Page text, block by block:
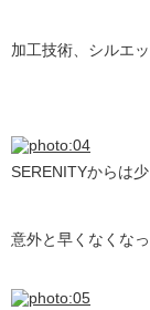
加工技術、シルエ
SERENITYからは
意外と早くなくな